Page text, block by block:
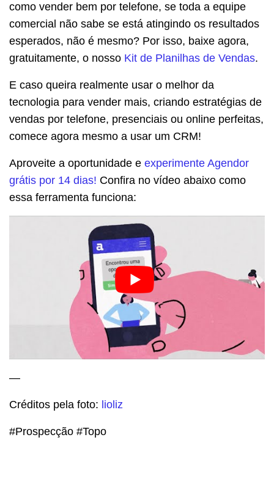
como vender bem por telefone, se toda a equipe
comercial não sabe se está atingindo os resultados
esperados, não é mesmo? Por isso, baixe agora,
gratuitamente, o nosso Kit de Planilhas de Vendas.
E caso queira realmente usar o melhor da
tecnologia para vender mais, criando estratégias de
vendas por telefone, presenciais ou online perfeitas,
comece agora mesmo a usar um CRM!
Aproveite a oportunidade e experimente Agendor
grátis por 14 dias! Confira no vídeo abaixo como
essa ferramenta funciona:
—
Créditos pela foto: lioliz
#Prospecção #Topo